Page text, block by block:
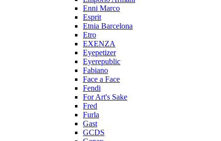
Enni Marco
Esprit
Etnia Barcelona
Etro
EXENZA
Eyepetizer
Eyerepublic
Fabiano
Face a Face
Fendi
For Art's Sake
Fred
Furla
Gast
GCDS